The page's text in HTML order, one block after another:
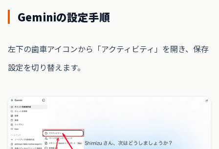
Geminiの設定手順
左下の歯車アイコンから「アクティビティ」を開き、保存
設定を切り替えます。